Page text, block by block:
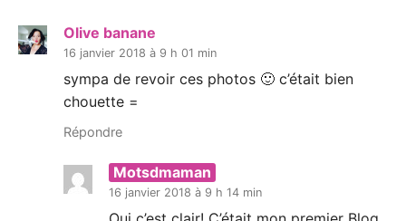
Olive banane
16 janvier 2018 à 9 h 01 min
sympa de revoir ces photos 🙂 c’était bien
chouette =
Répondre
Motsdmaman
16 janvier 2018 à 9 h 14 min